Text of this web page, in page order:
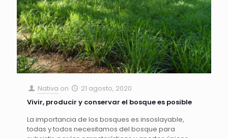
Nativa on
21 agosto, 2020
Vivir, producir y conservar el bosque es posible
La importancia de los bosques es insoslayable,
todas y todos necesitamos del bosque para